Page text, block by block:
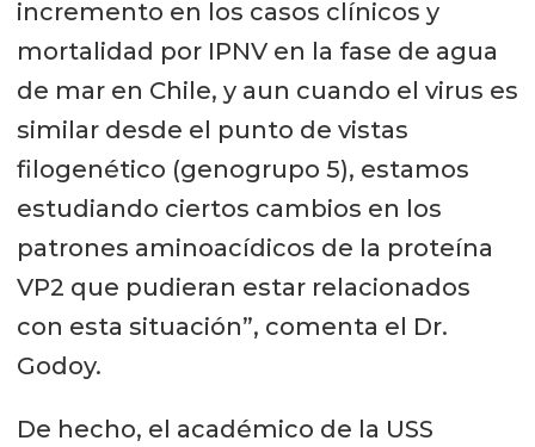
incremento en los casos clínicos y
mortalidad por IPNV en la fase de agua
de mar en Chile, y aun cuando el virus es
similar desde el punto de vistas
filogenético (genogrupo 5), estamos
estudiando ciertos cambios en los
patrones aminoacídicos de la proteína
VP2 que pudieran estar relacionados
con esta situación”, comenta el Dr.
Godoy.
De hecho, el académico de la USS